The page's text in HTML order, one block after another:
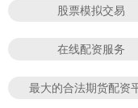
股票模拟交易
在线配资服务
最大的合法期货配资